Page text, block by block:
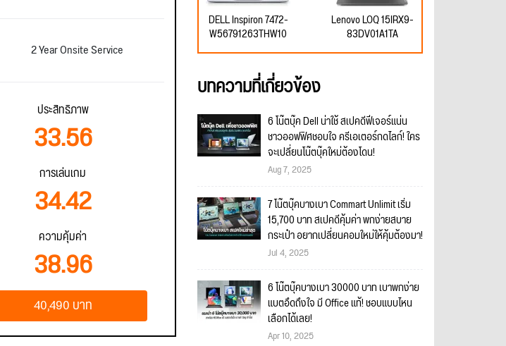
2 Year Onsite Service
ประสิทธิภาพ
33.56
การเล่นเกม
34.42
ความคุ้มค่า
38.96
40,490 บาท
DELL Inspiron 7472-
W56791263THW10
Lenovo LOQ 15IRX9-
83DV01A1TA
บทความที่เกี่ยวข้อง
6 โน๊ตบุ๊ค Dell น่าใช้ สเปคดีฟีเจอร์แน่น
ชาวออฟฟิศชอบใจ ครีเอเตอร์กดไลก์! ใคร
จะเปลี่ยนโน๊ตบุ๊คใหม่ต้องโดน!
Aug 7, 2025
7 โน๊ตบุ๊คบางเบา Commart Unlimit เริ่ม
15,700 บาท สเปคดีคุ้มค่า พกง่ายสบาย
กระเป๋า อยากเปลี่ยนคอมใหม่ให้คุ้มต้องมา!
Jul 4, 2025
6 โน๊ตบุ๊คบางเบา 30000 บาท เบาพกง่าย
แบตอึดถึงใจ มี Office แท้! ชอบแบบไหน
เลือกได้เลย!
Apr 10, 2025